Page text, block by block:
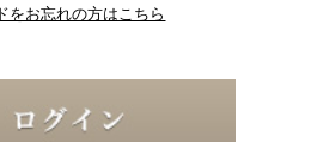
をお忘れの方はこちら